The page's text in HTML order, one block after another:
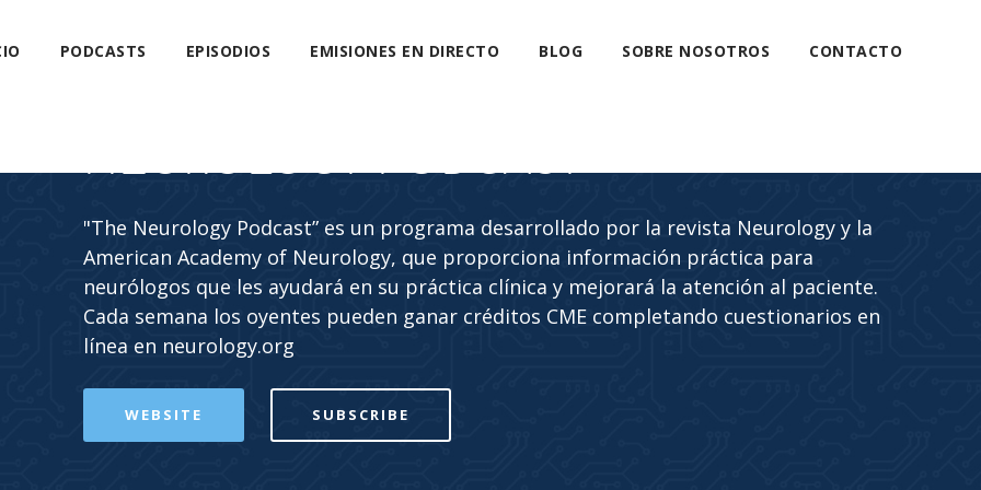
PODCASTS EPISODIOS EMISIONES EN DIRECTO BLOG SOBRE NOSOTROS CONTACTO
NEUROLOGY PODCAST
"The Neurology Podcast” es un programa desarrollado por la revista Neurology y la
American Academy of Neurology, que proporciona información práctica para
neurólogos que les ayudará en su práctica clínica y mejorará la atención al paciente.
Cada semana los oyentes pueden ganar créditos CME completando cuestionarios en
línea en neurology.org
WEBSITE SUBSCRIBE